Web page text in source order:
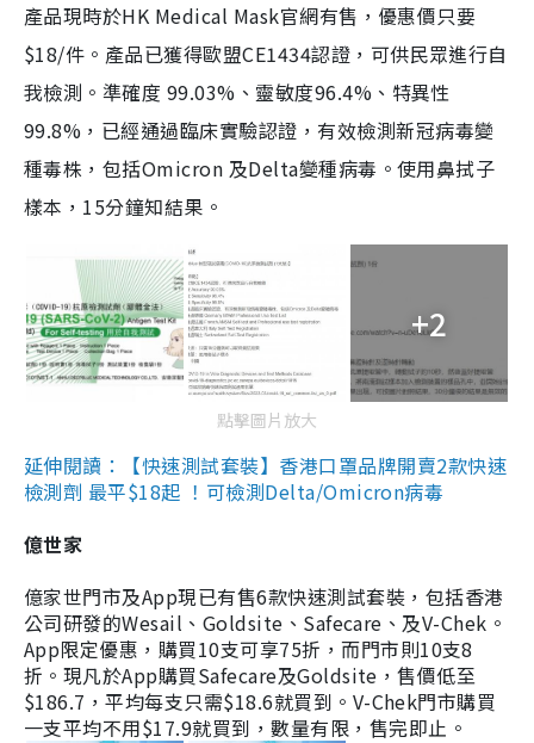
產品現時於HK Medical Mask官網有售，優惠價只要
$18/件。產品已獲得歐盟CE1434認證，可供民眾進行自
我檢測。準確度 99.03%、靈敏度96.4%、特異性
99.8%，已經通過臨床實驗認證，有效檢測新冠病毒變
種毒株，包括Omicron 及Delta變種病毒。使用鼻拭子
樣本，15分鐘知結果。
+2
點擊圖片放大
延伸閱讀：【快速測試套裝】香港口罩品牌開賣2款快速
檢測劑 最平$18起 ！可檢測Delta/Omicron病毒
億世家
億家世門市及App現已有售6款快速測試套裝，包括香港
公司研發的Wesail、Goldsite、Safecare、及V-Chek。
App限定優惠，購買10支可享75折，而門市則10支8
折。現凡於App購買Safecare及Goldsite，售價低至
$186.7，平均每支只需$18.6就買到。V-Chek門市購買
一支平均不用$17.9就買到，數量有限，售完即止。